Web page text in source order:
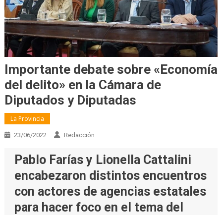
Importante debate sobre «Economía
del delito» en la Cámara de
Diputados y Diputadas
La Provincia
23/06/2022 Redacción
Pablo Farías y Lionella Cattalini
encabezaron distintos encuentros
con actores de agencias estatales
para hacer foco en el tema del